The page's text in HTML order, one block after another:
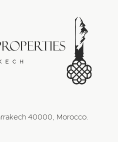
40000, Morocco.